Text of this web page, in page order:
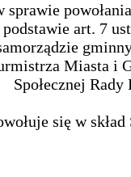
sprawie
podstawie art. 7
Miasta i
Społecznej
się w